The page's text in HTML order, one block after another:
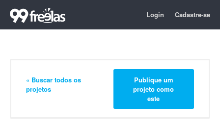
Login Cadastre-se
« Buscar todos os
projetos
Publique um
projeto como
este